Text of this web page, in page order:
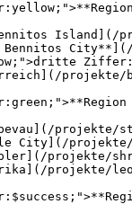
Island](/
City**](/
projekte/
projekte/st-
City](/projekte/
projekte/
projekte/